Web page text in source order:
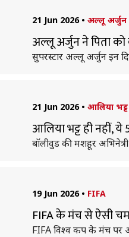
21 Jun 2026 • अल्लू अर्जुन
अल्लू अर्जुन ने पिता
सुपरस्टार अल्लू अर्जुन इन
21 Jun 2026 • आलिया भट्ट
आलिया भट्ट ही नहीं,
बॉलीवुड की मशहूर
19 Jun 2026 • FIFA
FIFA के मंच से ऐसी
FIFA विश्व कप के मंच पर